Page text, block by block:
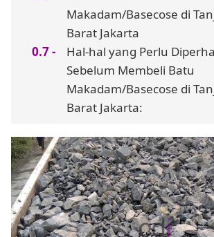
Makadam/Basecose di
Barat Jakarta
Hal-hal yang Perlu
Sebelum Membeli Batu
Makadam/Basecose di
Barat Jakarta: